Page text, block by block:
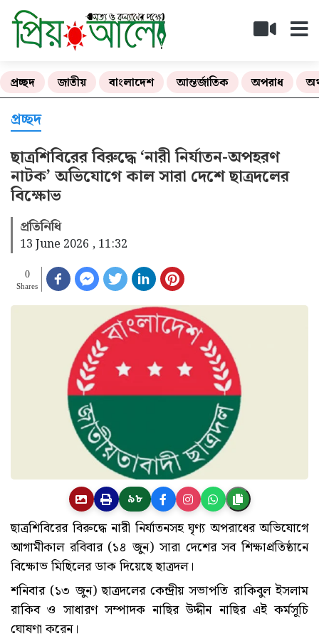
প্রচ্ছদ জাতীয় বাংলাদেশ আন্তর্জাতিক অপরাধ
প্রচ্ছদ
ছাত্রশিবিরের বিরুদ্ধে ‘নারী নির্যাতন-অপহরণ
নাটক’ অভিযোগে কাল সারা দেশে ছাত্রদলের
বিক্ষোভ
প্রতিনিধি
13 June 2026 , 11:32
0
Shares
৯৮
ছাত্রশিবিরের বিরুদ্ধে নারী নির্যাতনসহ ঘৃণ্য অপরাধের অভিযোগে
আগামীকাল রবিবার (১৪ জুন) সারা দেশের সব শিক্ষাপ্রতিষ্ঠানে
বিক্ষোভ মিছিলের ডাক দিয়েছে ছাত্রদল।
শনিবার (১৩ জুন) ছাত্রদলের কেন্দ্রীয় সভাপতি রাকিবুল ইসলাম
রাকিব ও সাধারণ সম্পাদক নাছির উদ্দীন নাছির এই কর্মসূচি
ঘোষণা করেন।